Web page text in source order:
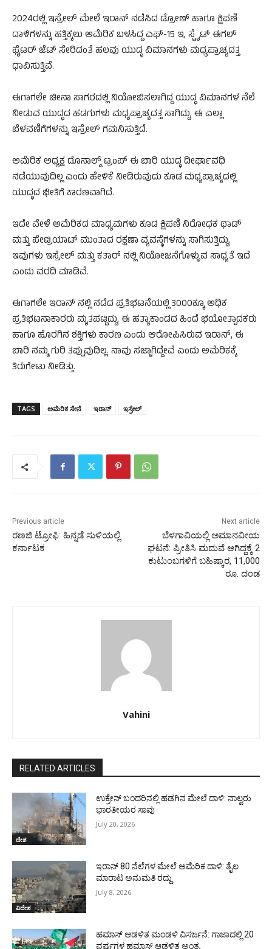
2024ರಲ್ಲಿ ಇಸ್ರೇಲ್ ಮೇಲೆ ಇರಾನ್ ನಡೆಸಿದ ಡ್ರೋಣ್ ಹಾಗೂ ಕ್ಷಿಪಣಿ
ದಾಳಿಗಳನ್ನು ಹತ್ತಿಕ್ಕಲು ಅಮೆರಿಕ ಬಳಸಿದ್ದ ಎಫ್-15 ಇ, ಸ್ಟೈಟ್ ಈಗಲ್
ಫೈಟರ್ ಜೆಟ್ ಸೇರಿದಂತೆ ಹಲವು ಯುದ್ಧ ವಿಮಾನಗಳು ಮಧ್ಯಪ್ರಾಚ್ಯದತ್ತ
ಧಾವಿಸುತ್ತಿವೆ.
ಈಗಾಗಲೇ ಚೀನಾ ಸಾಗರದಲ್ಲಿ ನಿಯೋಜಿಸಲಾಗಿದ್ದ ಯುದ್ಧ ವಿಮಾನಗಳ ನೆಲೆ
ನೀಡುವ ಯುದ್ಧದ ಹಡಗುಗಳು ಮಧ್ಯಪ್ರಾಚ್ಯದತ್ತ ಸಾಗಿದ್ದು, ಈ ಎಲ್ಲಾ
ಬೆಳವಣಿಗೆಗಳನ್ನು ಇಸ್ರೇಲ್ ಗಮನಿಸುತ್ತಿದೆ.
ಅಮೆರಿಕ ಅಧ್ಯಕ್ಷ ಡೊನಾಲ್ಡ್ ಟ್ರಂಪ್ ಈ ಬಾರಿ ಯುದ್ಧ ದೀರ್ಘಾವಧಿ
ನಡೆಯುವುದಿಲ್ಲ ಎಂದು ಹೇಳಿಕೆ ನೀಡಿರುವುದು ಕೂಡ ಮಧ್ಯಪ್ರಾಚ್ಯದಲ್ಲಿ
ಯುದ್ಧದ ಭೀತಿಗೆ ಕಾರಣವಾಗಿದೆ.
ಇದೇ ವೇಳೆ ಅಮೆರಿಕದ ಮಾಧ್ಯಮಗಳು ಕೂಡ ಕ್ಷಿಪಣಿ ನಿರೋಧಕ ಥಾಡ್
ಮತ್ತು ಪೇಟ್ರಿಯಾಟ್ ಮುಂತಾದ ರಕ್ಷಣಾ ವ್ಯವಸ್ಥೆಗಳನ್ನು ಸಾಗಿಸುತ್ತಿದ್ದು,
ಇವುಗಳು ಇಸ್ರೇಲ್ ಮತ್ತು ಕತಾರ್ ನಲ್ಲಿ ನಿಯೋಜನೆಗೊಳ್ಳುವ ಸಾಧ್ಯತೆ ಇದೆ
ಎಂದು ವರದಿ ಮಾಡಿವೆ.
ಈಗಾಗಲೇ ಇರಾನ್ ನಲ್ಲಿ ನಡೆದ ಪ್ರತಿಭಟನೆಯಲ್ಲಿ 3000ಕ್ಕೂ ಅಧಿಕ
ಪ್ರತಿಭಟನಾಕಾರರು ಮೃತಪಟ್ಟಿದ್ದು, ಈ ಹತ್ಯಾಕಾಂಡದ ಹಿಂದೆ ಭಯೋತ್ಪಾದಕರು
ಹಾಗೂ ಹೊರಗಿನ ಶಕ್ತಿಗಳು ಕಾರಣ ಎಂದು ಆರೋಪಿಸಿರುವ ಇರಾನ್, ಈ
ಬಾರಿ ನಮ್ಮ ಗುರಿ ತಪ್ಪುವುದಿಲ್ಲ. ನಾವು ಸಜ್ಜಾಗಿದ್ದೇವೆ ಎಂದು ಅಮೆರಿಕಕ್ಕೆ
ತಿರುಗೇಟು ನೀಡಿತ್ತು.
TAGS ಅಮೆರಿಕ ಸೇನೆ ಇರಾನ್ ಇಸ್ರೇಲ್
Previous article
ರಣಜಿ ಟ್ರೋಫಿ: ಹಿನ್ನಡೆ ಸುಳಿಯಲ್ಲಿ
ಕರ್ನಾಟಕ
Next article
ಬೆಳಗಾವಿಯಲ್ಲಿ ಅಮಾನವೀಯ
ಘಟನೆ: ಪ್ರೀತಿಸಿ ಮದುವೆ ಆಗಿದ್ದಕ್ಕೆ 2
ಕುಟುಂಬಗಳಿಗೆ ಬಹಿಷ್ಕಾರ, 11,000
ರೂ. ದಂಡ
Vahini
RELATED ARTICLES
ದೇಶ
ಉಕ್ರೇನ್‌ ಬಂದರಿನಲ್ಲಿ ಹಡಗಿನ ಮೇಲೆ ದಾಳಿ: ನಾಲ್ವರು
ಭಾರತೀಯರ ಸಾವು
July 20, 2026
ವಿದೇಶ
ಇರಾನ್‌ 80 ನೆಲೆಗಳ ಮೇಲೆ ಅಮೆರಿಕ ದಾಳಿ: ತೈಲ
ಮಾರಾಟ ಅನುಮತಿ ರದ್ದು
July 8, 2026
ಹಮಾಸ್ ಆಡಳಿತ ಮಂಡಳಿ ವಿಸರ್ಜನೆ: ಗಾಜಾದಲ್ಲಿ 20
ವರ್ಷಗಳ ಹಮಾಸ್ ಆಡಳಿತ ಅಂತ್ಯ